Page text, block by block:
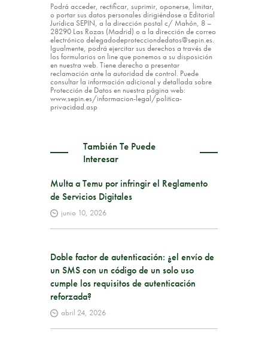
Podrá acceder, rectificar, suprimir, oponerse, limitar,
o portar sus datos personales dirigiéndose a Editorial
Jurídica SEPIN, a la dirección postal c/ Mahón, 8 –
28290 Las Rozas (Madrid) o a la dirección de correo
electrónico delegadodeprotecciondedatos@sepin.es.
Igualmente, podrá ejercitar sus derechos a través de
los formularios on line que ponemos a su disposición
en nuestra web. Tiene derecho a presentar
reclamación ante la autoridad de control. Puede
consultar la información adicional y detallada sobre
Protección de Datos en nuestra página web:
www.sepin.es/informacion-legal/politica-
privacidad.asp
También Te Puede
Interesar
Multa a Temu por infringir el Reglamento
de Servicios Digitales
junio 10, 2026
Doble factor de autenticación: ¿el envío de
un SMS con un código de un solo uso
cumple los requisitos de autenticación
reforzada?
abril 24, 2026